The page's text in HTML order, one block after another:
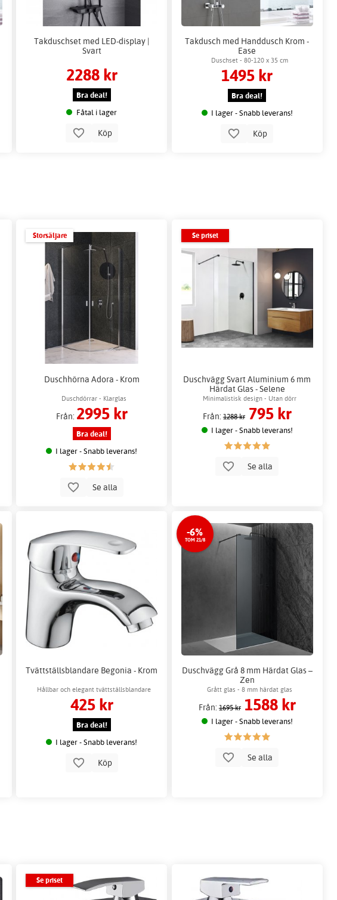
Takduschset med LED-display |
Svart
2288 kr
Bra deal!
Fåtal i lager
Köp
Takdusch med Handdusch Krom -
Ease
Duschset - 80-120 x 35 cm
1495 kr
Bra deal!
I lager - Snabb leverans!
Köp
Storsäljare
Duschhörna Adora - Krom
Duschdörrar - Klarglas
Från: 2995 kr
Bra deal!
I lager - Snabb leverans!
Se alla
Se priset
Duschvägg Svart Aluminium 6 mm
Härdat Glas - Selene
Minimalistisk design - Utan dörr
Från:1288 kr 795 kr
I lager - Snabb leverans!
Se alla
Tvättställsblandare Begonia - Krom
Hållbar och elegant tvättställsblandare
425 kr
Bra deal!
I lager - Snabb leverans!
Köp
-6%
TOM 21/8
Duschvägg Grå 8 mm Härdat Glas –
Zen
Grått glas - 8 mm härdat glas
Från:1695 kr 1588 kr
I lager - Snabb leverans!
Se alla
Se priset